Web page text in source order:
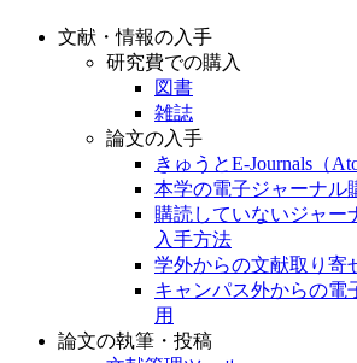
文献・情報の入手
研究費での購入
図書
雑誌
論文の入手
きゅうとE-Journals（
本学の電子ジャーナル
購読していないジャー
入手方法
学外からの文献取り寄
キャンパス外からの電
用
論文の執筆・投稿